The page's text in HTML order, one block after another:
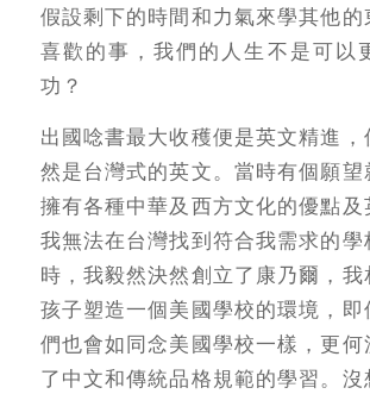
假設剩下的時間和力氣來學其他的
喜歡的事，我們的人生不是可以
功？
出國唸書最大收穫便是英文精進，
然是台灣式的英文。當時有個願
擁有各種中華及西方文化的優點及
我無法在台灣找到符合我需求的
時，我毅然決然創立了康乃爾，我
孩子塑造一個美國學校的環境，
們也會如同念美國學校一樣，更
了中文和傳統品格規範的學習。沒